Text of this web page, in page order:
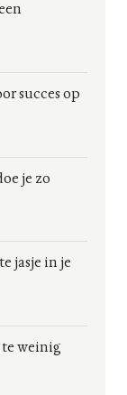
succes op
je zo
jasje in je
te weinig